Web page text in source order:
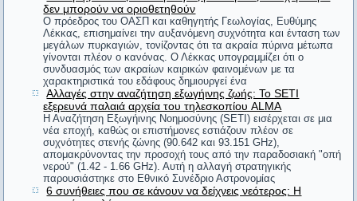
Κι όμως κινείται!
Γαλιλαίος (εννοώντας τη γη)
Μη μου τους κύκλους τάραττε.
Αρχιμήδης
Δεν υπάρχει τίποτε πιο άνισο από την ίση μεταχείριση των
ανίσων.
Αριστοτέλης
Εύρηκα!
#7. Ένας πατέρας ζήτησε από τον Αρίστιππο να
διδάξει τον γιο του. Ο φιλόσοφος ζήτησε αμοιβή
500 δραχμές. Ο πατέρας θεώρησε υπερβολικό το
ποσό. «Με τόσα χρήματα», είπε, «θα μπορούσα να
αγοράσω ένα ζώο». «Αγόρασε», είπε ο Αρίστιππος,
«κι έτσι θα έχεις δύο».
#8. Ο Διογένης ζητούσε ελεημοσύνη από ένα
δεν μπορούν να οριοθετηθούν
Ο πρόεδρος του ΟΑΣΠ και καθηγητής Γεωλογίας, Ευθύμης
Λέκκας, επισημαίνει την αυξανόμενη συχνότητα και ένταση των
μεγάλων πυρκαγιών, τονίζοντας ότι τα ακραία πύρινα μέτωπα
γίνονται πλέον ο κανόνας. Ο Λέκκας υπογραμμίζει ότι ο
συνδυασμός των ακραίων καιρικών φαινομένων με τα
χαρακτηριστικά του εδάφους δημιουργεί ένα
Αλλαγές στην αναζήτηση εξωγήινης ζωής: Το SETI
εξερευνά παλαιά αρχεία του τηλεσκοπίου ALMA
Η Αναζήτηση Εξωγήινης Νοημοσύνης (SETI) εισέρχεται σε μια
νέα εποχή, καθώς οι επιστήμονες εστιάζουν πλέον σε
συχνότητες στενής ζώνης (90.642 και 93.151 GHz),
απομακρύνοντας την προσοχή τους από την παραδοσιακή "οπή
νερού" (1.42 - 1.66 GHz). Αυτή η αλλαγή στρατηγικής
παρουσιάστηκε στο Εθνικό Συνέδριο Αστρονομίας
6 συνήθειες που σε κάνουν να δείχνεις νεότερος: Η